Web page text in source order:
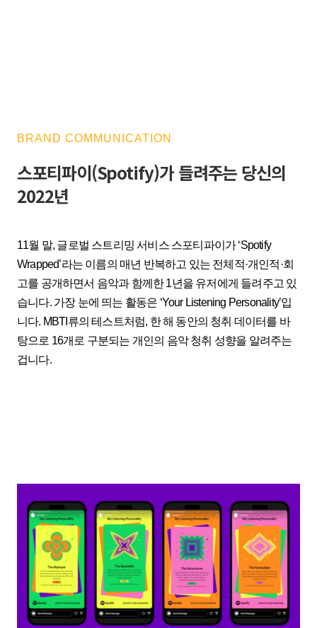
BRAND COMMUNICATION
스포티파이(Spotify)가 들려주는 당신의
2022년
11월 말, 글로벌 스트리밍 서비스 스포티파이가 ‘Spotify
Wrapped’라는 이름의 매년 반복하고 있는 전체적·개인적·회
고를 공개하면서 음악과 함께한 1년을 유저에게 들려주고 있
습니다. 가장 눈에 띄는 활동은 ‘Your Listening Personality’입
니다. MBTI류의 테스트처럼, 한 해 동안의 청취 데이터를 바
탕으로 16개로 구분되는 개인의 음악 청취 성향을 알려주는
겁니다.